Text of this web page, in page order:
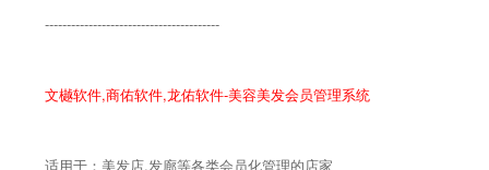
----------------------------------------
文樾软件,商佑软件,龙佑软件-美容美发会员管理系统
适用于：美发店,发廊等各类会员化管理的店家